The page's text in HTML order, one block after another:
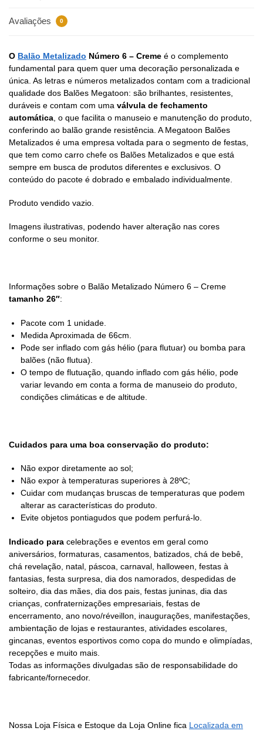
Avaliações 0
O Balão Metalizado Número 6 – Creme é o complemento
fundamental para quem quer uma decoração personalizada e
única. As letras e números metalizados contam com a tradicional
qualidade dos Balões Megatoon: são brilhantes, resistentes,
duráveis e contam com uma válvula de fechamento
automática , o que facilita o manuseio e manutenção do produto,
conferindo ao balão grande resistência. A Megatoon Balões
Metalizados é uma empresa voltada para o segmento de festas,
que tem como carro chefe os Balões Metalizados e que está
sempre em busca de produtos diferentes e exclusivos. O
conteúdo do pacote é dobrado e embalado individualmente.
Produto vendido vazio.
Imagens ilustrativas, podendo haver alteração nas cores
conforme o seu monitor.
Informações sobre o Balão Metalizado Número 6 – Creme
tamanho 26″:
Pacote com 1 unidade.
Medida Aproximada de 66cm.
Pode ser inflado com gás hélio (para flutuar) ou bomba para
balões (não flutua).
O tempo de flutuação, quando inflado com gás hélio, pode
variar levando em conta a forma de manuseio do produto,
condições climáticas e de altitude.
Cuidados para uma boa conservação do produto:
Não expor diretamente ao sol;
Não expor à temperaturas superiores à 28ºC;
Cuidar com mudanças bruscas de temperaturas que podem
alterar as características do produto.
Evite objetos pontiagudos que podem perfurá-lo.
Indicado para celebrações e eventos em geral como
aniversários, formaturas, casamentos, batizados, chá de bebê,
chá revelação, natal, páscoa, carnaval, halloween, festas à
fantasias, festa surpresa, dia dos namorados, despedidas de
solteiro, dia das mães, dia dos pais, festas juninas, dia das
crianças, confraternizações empresariais, festas de
encerramento, ano novo/réveillon, inaugurações, manifestações,
ambientação de lojas e restaurantes, atividades escolares,
gincanas, eventos esportivos como copa do mundo e olimpíadas,
recepções e muito mais.
Todas as informações divulgadas são de responsabilidade do
fabricante/fornecedor.
Nossa Loja Física e Estoque da Loja Online fica Localizada em